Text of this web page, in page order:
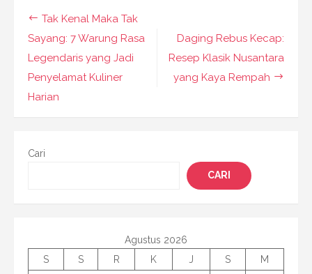
Navigasi
pos
Daging Rebus Kecap:
Resep Klasik Nusantara
yang Kaya Rempah
Tak Kenal Maka Tak
Sayang: 7 Warung Rasa
Legendaris yang Jadi
Penyelamat Kuliner
Harian
Cari
CARI
Agustus 2026
S
S R K J S
M